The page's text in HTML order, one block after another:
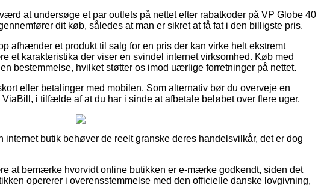
at undersøge et par outlets på nettet efter rabatkoder på VP Globe 40
dit køb, således at man er sikret at få fat i den billigste pris.
afhænder et produkt til salg for en pris der kan virke helt ekstremt
et karakteristika der viser en svindel internet virksomhed. Køb med
bestemmelse, hvilket støtter os imod uærlige forretninger på nettet.
eller betalinger med mobilen. Som alternativ bør du overveje en
i tilfælde af at du har i sinde at afbetale beløbet over flere uger.
internet butik behøver de reelt granske deres handelsvilkår, det er dog
at bemærke hvorvidt online butikken er e-mærke godkendt, siden det
opererer i overensstemmelse med den officielle danske lovgivning,